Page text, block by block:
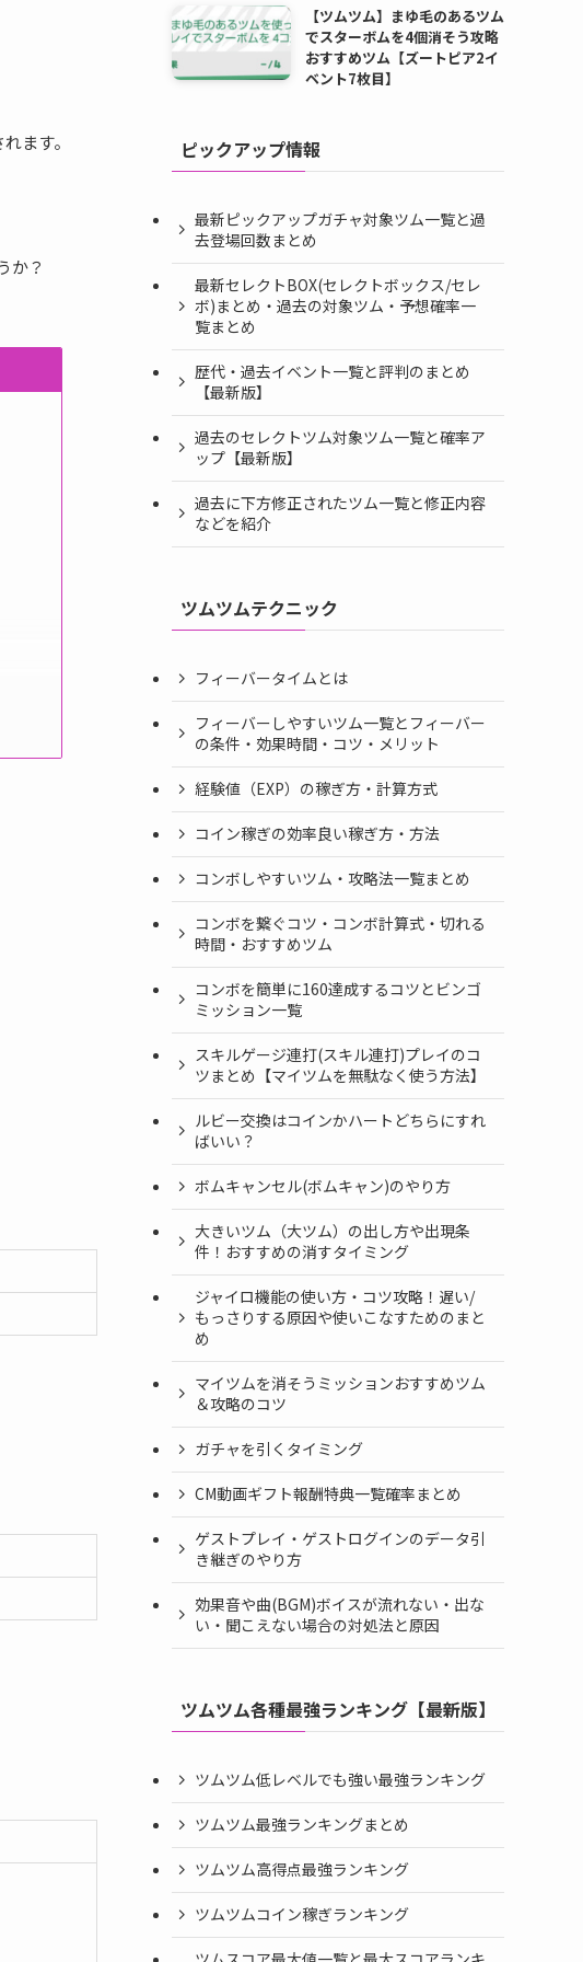
ます。
か？
【ツムツム】まゆ毛のあるツム
でスターボムを4個消そう攻略
おすすめツム【ズートピア2イ
ベント7枚目】
ピックアップ情報
最新ピックアップガチャ対象ツム一覧と過
去登場回数まとめ
最新セレクトBOX(セレクトボックス/セレ
ボ)まとめ・過去の対象ツム・予想確率一
覧まとめ
歴代・過去イベント一覧と評判のまとめ
【最新版】
過去のセレクトツム対象ツム一覧と確率ア
ップ【最新版】
過去に下方修正されたツム一覧と修正内容
などを紹介
ツムツムテクニック
フィーバータイムとは
フィーバーしやすいツム一覧とフィーバー
の条件・効果時間・コツ・メリット
経験値（EXP）の稼ぎ方・計算方式
コイン稼ぎの効率良い稼ぎ方・方法
コンボしやすいツム・攻略法一覧まとめ
コンボを繋ぐコツ・コンボ計算式・切れる
時間・おすすめツム
コンボを簡単に160達成するコツとビンゴ
ミッション一覧
スキルゲージ連打(スキル連打)プレイのコ
ツまとめ【マイツムを無駄なく使う方法】
ルビー交換はコインかハートどちらにすれ
ばいい？
ボムキャンセル(ボムキャン)のやり方
大きいツム（大ツム）の出し方や出現条
件！おすすめの消すタイミング
ジャイロ機能の使い方・コツ攻略！遅い/
もっさりする原因や使いこなすためのまと
め
マイツムを消そうミッションおすすめツム
＆攻略のコツ
ガチャを引くタイミング
CM動画ギフト報酬特典一覧確率まとめ
ゲストプレイ・ゲストログインのデータ引
き継ぎのやり方
効果音や曲(BGM)ボイスが流れない・出な
い・聞こえない場合の対処法と原因
ツムツム各種最強ランキング【最新版】
ツムツム低レベルでも強い最強ランキング
ツムツム最強ランキングまとめ
ツムツム高得点最強ランキング
ツムツムコイン稼ぎランキング